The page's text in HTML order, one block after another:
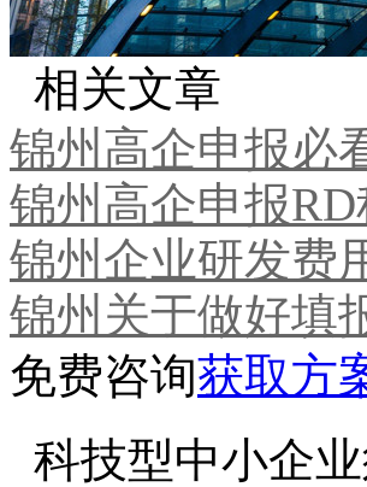
相关文章
锦州高企申报必
锦州高企申报
锦州企业研发费
锦州关于做好填
免费咨询获取方
科技型中小企